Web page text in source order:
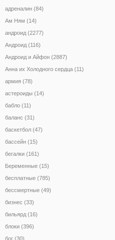
адреналин (84)
Ам Ням (14)
андроид (2277)
Андроид (116)
Андроид и Айфон (2887)
Анна их Холодного сердца (11)
армия (78)
астероиды (14)
бабло (11)
баланс (31)
баскетбол (47)
бассейн (15)
бегалки (161)
Беременные (15)
бесплатные (785)
бессмертные (49)
бизнес (33)
бильярд (16)
блоки (396)
бог (30)